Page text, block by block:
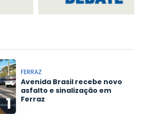
1
FERRAZ
Avenida Brasil recebe novo
asfalto e sinalização em
Ferraz